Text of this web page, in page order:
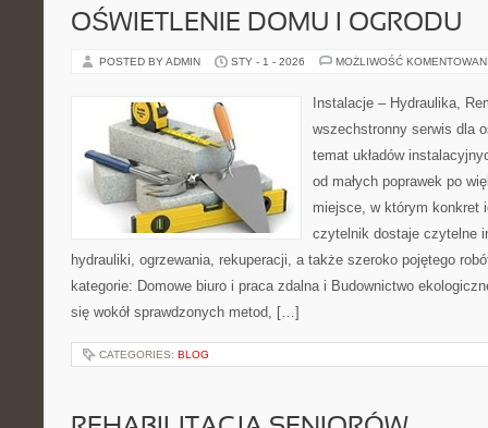
OŚWIETLENIE DOMU I OGRODU
POSTED BY ADMIN STY - 1 - 2026 MOŻLIWOŚĆ
Instalacje – Hydraulika,
wszechstronny serwis dla
temat układów
od małych poprawek po
miejsce, w którym konkret
czytelnik dostaje czytelne
hydrauliki, ogrzewania, rekuperacji, a także szeroko pojętego
kategorie: Domowe biuro i praca zdalna i Budownictwo
się wokół sprawdzonych metod, […]
CATEGORIES: BLOG